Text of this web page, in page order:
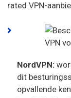
rated VPN-
NordVPN:
dit
opvallende